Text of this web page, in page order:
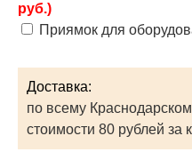
руб.)
Приямок для
Доставка:
по всему
стоимости 80 рублей за